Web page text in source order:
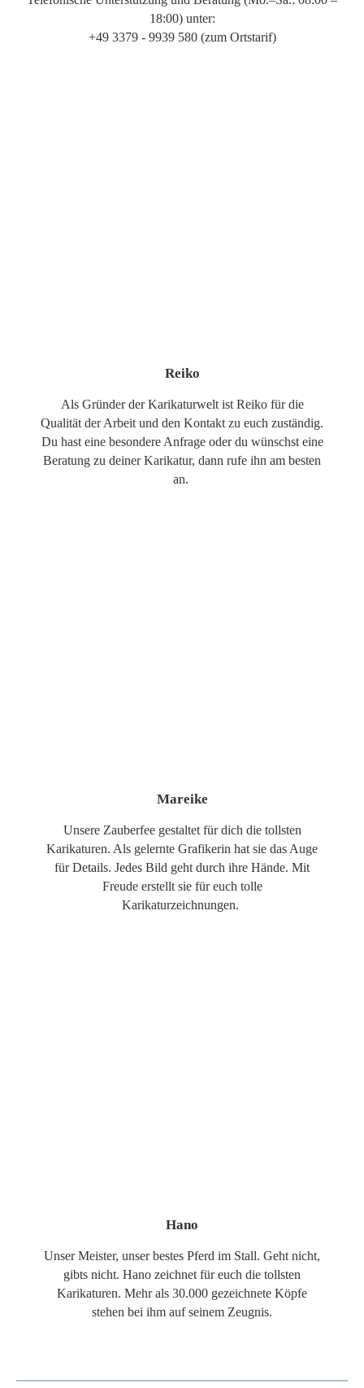
18:00) unter:
+49 3379 - 9939 580 (zum Ortstarif)
Reiko
Als Gründer der Karikaturwelt ist Reiko für die
Qualität der Arbeit und den Kontakt zu euch zuständig.
Du hast eine besondere Anfrage oder du wünschst eine
Beratung zu deiner Karikatur, dann rufe ihn am besten
an.
Mareike
Unsere Zauberfee gestaltet für dich die tollsten
Karikaturen. Als gelernte Grafikerin hat sie das Auge
für Details. Jedes Bild geht durch ihre Hände. Mit
Freude erstellt sie für euch tolle
Karikaturzeichnungen.
Hano
Unser Meister, unser bestes Pferd im Stall. Geht nicht,
gibts nicht. Hano zeichnet für euch die tollsten
Karikaturen. Mehr als 30.000 gezeichnete Köpfe
stehen bei ihm auf seinem Zeugnis.